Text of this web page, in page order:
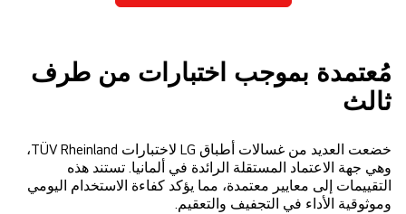
مُعتمدة بموجب اختبارات من طرف
ثالث
خضعت العديد من غسالات أطباق LG لاختبارات TÜV Rheinland،
وهي جهة الاعتماد المستقلة الرائدة في ألمانيا. تستند هذه
التقييمات إلى معايير معتمدة، مما يؤكد كفاءة الاستخدام اليومي
وموثوقية الأداء في التجفيف والتعقيم.